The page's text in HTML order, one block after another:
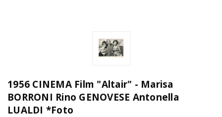
1956 CINEMA Film "Altair" - Marisa
BORRONI Rino GENOVESE Antonella
LUALDI *Foto